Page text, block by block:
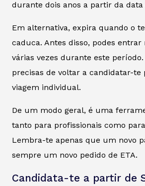
durante dois anos a partir da data
Em alternativa, expira quando o
caduca. Antes disso, podes entrar
várias vezes durante este
precisas de voltar a candidatar-te
viagem individual.
De um modo geral, é uma
tanto para profissionais como
Lembra-te apenas que um novo
sempre um novo pedido de ETA.
Candidata-te a partir de